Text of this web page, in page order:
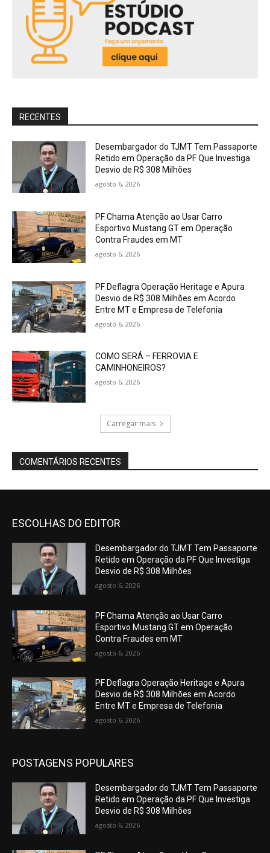
RECENTES
Desembargador do TJMT Tem Passaporte
Retido em Operação da PF Que Investiga
Desvio de R$ 308 Milhões
agosto 6, 2026
PF Chama Atenção ao Usar Carro
Esportivo Mustang GT em Operação
Contra Fraudes em MT
agosto 6, 2026
PF Deflagra Operação Heritage e Apura
Desvio de R$ 308 Milhões em Acordo
Entre MT e Empresa de Telefonia
agosto 6, 2026
COMO SERÁ – FERROVIA E
CAMINHONEIROS?
agosto 6, 2026
Carregar mais
COMENTÁRIOS RECENTES
ESCOLHAS DO EDITOR
Desembargador do TJMT Tem Passaporte
Retido em Operação da PF Que Investiga
Desvio de R$ 308 Milhões
agosto 6, 2026
PF Chama Atenção ao Usar Carro
Esportivo Mustang GT em Operação
Contra Fraudes em MT
agosto 6, 2026
PF Deflagra Operação Heritage e Apura
Desvio de R$ 308 Milhões em Acordo
Entre MT e Empresa de Telefonia
agosto 6, 2026
POSTAGENS POPULARES
Desembargador do TJMT Tem Passaporte
Retido em Operação da PF Que Investiga
Desvio de R$ 308 Milhões
agosto 6, 2026